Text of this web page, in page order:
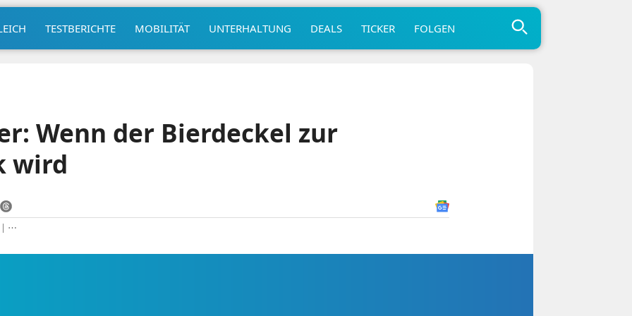
TESTBERICHTE MOBILITÄT UNTERHALTUNG DEALS TICKER FOLGEN
Wenn der Bierdeckel zur
wird
⋯